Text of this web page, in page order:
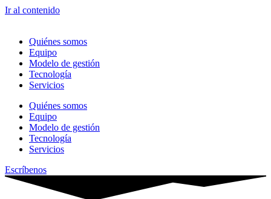
Ir al contenido
Quiénes somos
Equipo
Modelo de gestión
Tecnología
Servicios
Quiénes somos
Equipo
Modelo de gestión
Tecnología
Servicios
Escríbenos